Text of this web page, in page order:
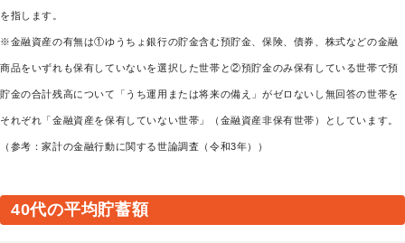
を指します。
※金融資産の有無は①ゆうちょ銀行の貯金含む預貯金、保険、債券、株式などの金融
商品をいずれも保有していないを選択した世帯と②預貯金のみ保有している世帯で預
貯金の合計残高について「うち運用または将来の備え」がゼロないし無回答の世帯を
それぞれ「金融資産を保有していない世帯」（金融資産非保有世帯）としています。
（参考：家計の金融行動に関する世論調査（令和3年））
40代の平均貯蓄額